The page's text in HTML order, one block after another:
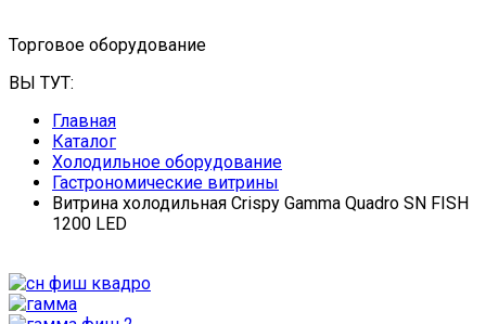
Торговое оборудование
ВЫ ТУТ:
Главная
Каталог
Холодильное оборудование
Гастрономические витрины
Витрина холодильная Crispy Gamma Quadro SN FISH
1200 LED